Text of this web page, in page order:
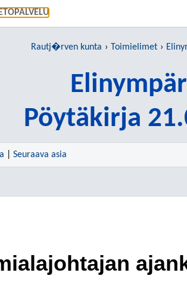
Rautj�rven kunta Toimielimet
Pöytäkirja
Seuraava asia